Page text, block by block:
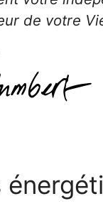
de votre